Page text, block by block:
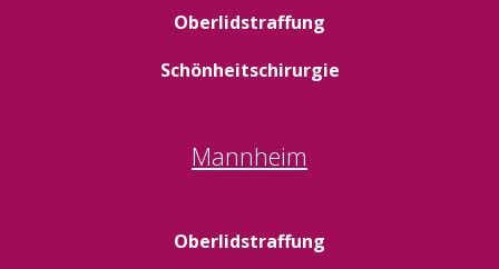
Oberlidstraffung
Schönheitschirurgie
Mannheim
Oberlidstraffung